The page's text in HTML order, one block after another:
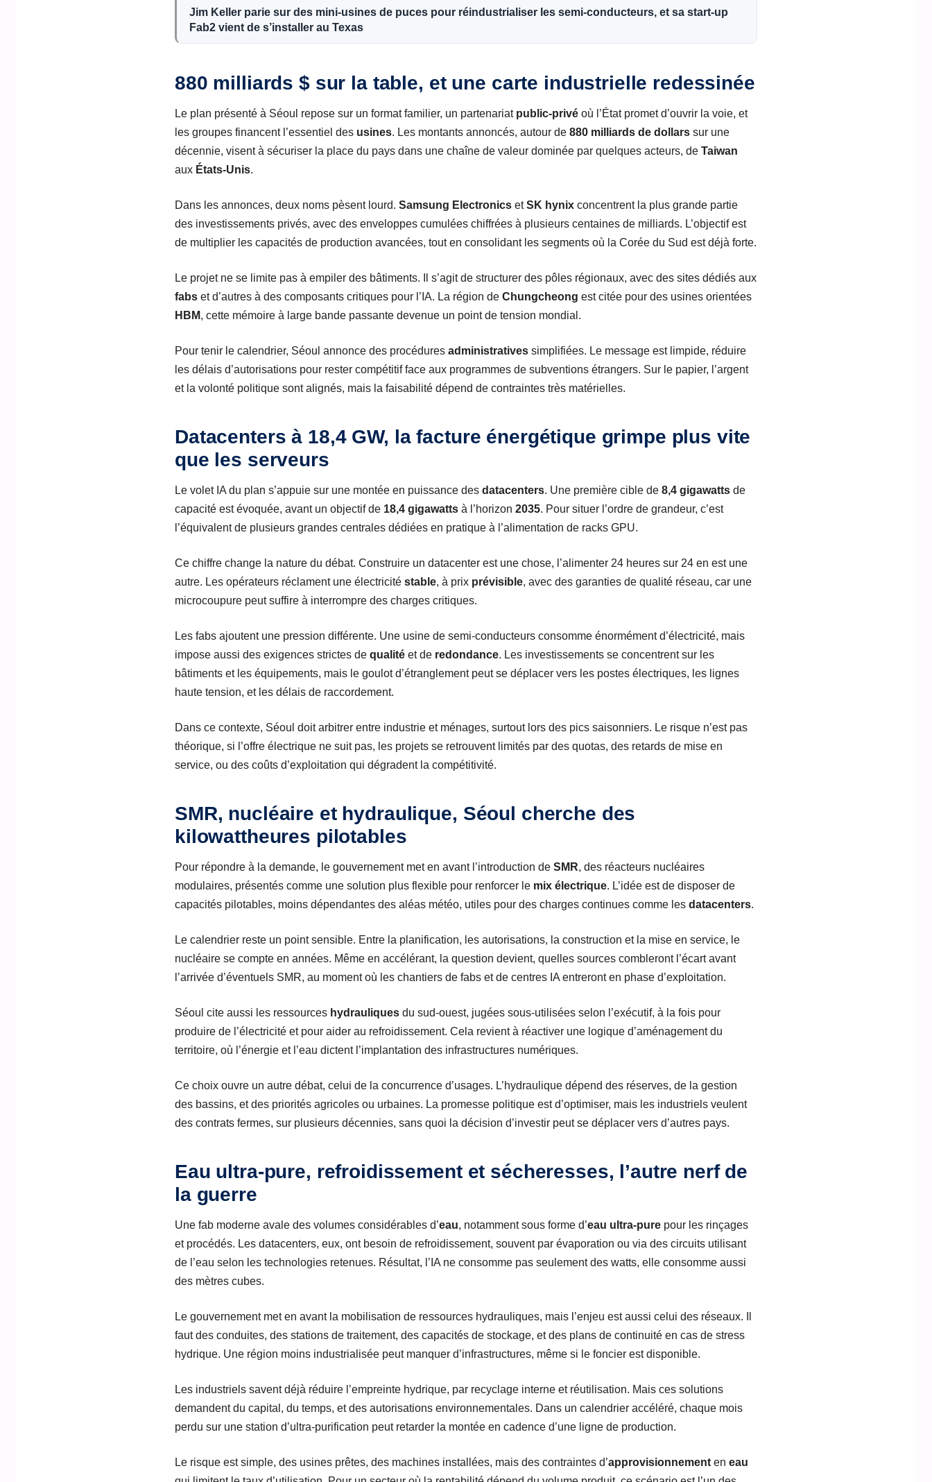
Jim Keller parie sur des mini-usines de puces pour réindustrialiser les semi-conducteurs, et sa start-up
Fab2 vient de s’installer au Texas
880 milliards $ sur la table, et une carte industrielle redessinée
Le plan présenté à Séoul repose sur un format familier, un partenariat public-privé où l’État promet d’ouvrir la voie, et
les groupes financent l’essentiel des usines. Les montants annoncés, autour de 880 milliards de dollars sur une
décennie, visent à sécuriser la place du pays dans une chaîne de valeur dominée par quelques acteurs, de Taiwan
aux États-Unis.
Dans les annonces, deux noms pèsent lourd. Samsung Electronics etSK hynix concentrent la plus grande partie
des investissements privés, avec des enveloppes cumulées chiffrées à plusieurs centaines de milliards. L’objectif est
de multiplier les capacités de production avancées, tout en consolidant les segments où la Corée du Sud est déjà forte.
Le projet ne se limite pas à empiler des bâtiments. Il s’agit de structurer des pôles régionaux, avec des sites dédiés aux
fabs et d’autres à des composants critiques pour l’IA. La région de Chungcheong est citée pour des usines orientées
HBM, cette mémoire à large bande passante devenue un point de tension mondial.
Pour tenir le calendrier, Séoul annonce des procédures administratives simplifiées. Le message est limpide, réduire
les délais d’autorisations pour rester compétitif face aux programmes de subventions étrangers. Sur le papier, l’argent
et la volonté politique sont alignés, mais la faisabilité dépend de contraintes très matérielles.
Datacenters à 18,4 GW, la facture énergétique grimpe plus vite
que les serveurs
Le volet IA du plan s’appuie sur une montée en puissance des datacenters. Une première cible de 8,4 gigawatts de
capacité est évoquée, avant un objectif de 18,4 gigawatts à l’horizon 2035. Pour situer l’ordre de grandeur, c’est
l’équivalent de plusieurs grandes centrales dédiées en pratique à l’alimentation de racks GPU.
Ce chiffre change la nature du débat. Construire un datacenter est une chose, l’alimenter 24 heures sur 24 en est une
autre. Les opérateurs réclament une électricité stable, à prix prévisible, avec des garanties de qualité réseau, car une
microcoupure peut suffire à interrompre des charges critiques.
Les fabs ajoutent une pression différente. Une usine de semi-conducteurs consomme énormément d’électricité, mais
impose aussi des exigences strictes de qualité et de redondance. Les investissements se concentrent sur les
bâtiments et les équipements, mais le goulot d’étranglement peut se déplacer vers les postes électriques, les lignes
haute tension, et les délais de raccordement.
Dans ce contexte, Séoul doit arbitrer entre industrie et ménages, surtout lors des pics saisonniers. Le risque n’est pas
théorique, si l’offre électrique ne suit pas, les projets se retrouvent limités par des quotas, des retards de mise en
service, ou des coûts d’exploitation qui dégradent la compétitivité.
SMR, nucléaire et hydraulique, Séoul cherche des
kilowattheures pilotables
Pour répondre à la demande, le gouvernement met en avant l’introduction de SMR, des réacteurs nucléaires
modulaires, présentés comme une solution plus flexible pour renforcer le mix électrique. L’idée est de disposer de
capacités pilotables, moins dépendantes des aléas météo, utiles pour des charges continues comme les datacenters.
Le calendrier reste un point sensible. Entre la planification, les autorisations, la construction et la mise en service, le
nucléaire se compte en années. Même en accélérant, la question devient, quelles sources combleront l’écart avant
l’arrivée d’éventuels SMR, au moment où les chantiers de fabs et de centres IA entreront en phase d’exploitation.
Séoul cite aussi les ressources hydrauliques du sud-ouest, jugées sous-utilisées selon l’exécutif, à la fois pour
produire de l’électricité et pour aider au refroidissement. Cela revient à réactiver une logique d’aménagement du
territoire, où l’énergie et l’eau dictent l’implantation des infrastructures numériques.
Ce choix ouvre un autre débat, celui de la concurrence d’usages. L’hydraulique dépend des réserves, de la gestion
des bassins, et des priorités agricoles ou urbaines. La promesse politique est d’optimiser, mais les industriels veulent
des contrats fermes, sur plusieurs décennies, sans quoi la décision d’investir peut se déplacer vers d’autres pays.
Eau ultra-pure, refroidissement et sécheresses, l’autre nerf de
la guerre
Une fab moderne avale des volumes considérables d’eau, notamment sous forme d’eau ultra-pure pour les rinçages
et procédés. Les datacenters, eux, ont besoin de refroidissement, souvent par évaporation ou via des circuits utilisant
de l’eau selon les technologies retenues. Résultat, l’IA ne consomme pas seulement des watts, elle consomme aussi
des mètres cubes.
Le gouvernement met en avant la mobilisation de ressources hydrauliques, mais l’enjeu est aussi celui des réseaux. Il
faut des conduites, des stations de traitement, des capacités de stockage, et des plans de continuité en cas de stress
hydrique. Une région moins industrialisée peut manquer d’infrastructures, même si le foncier est disponible.
Les industriels savent déjà réduire l’empreinte hydrique, par recyclage interne et réutilisation. Mais ces solutions
demandent du capital, du temps, et des autorisations environnementales. Dans un calendrier accéléré, chaque mois
perdu sur une station d’ultra-purification peut retarder la montée en cadence d’une ligne de production.
Le risque est simple, des usines prêtes, des machines installées, mais des contraintes d’approvisionnement en eau